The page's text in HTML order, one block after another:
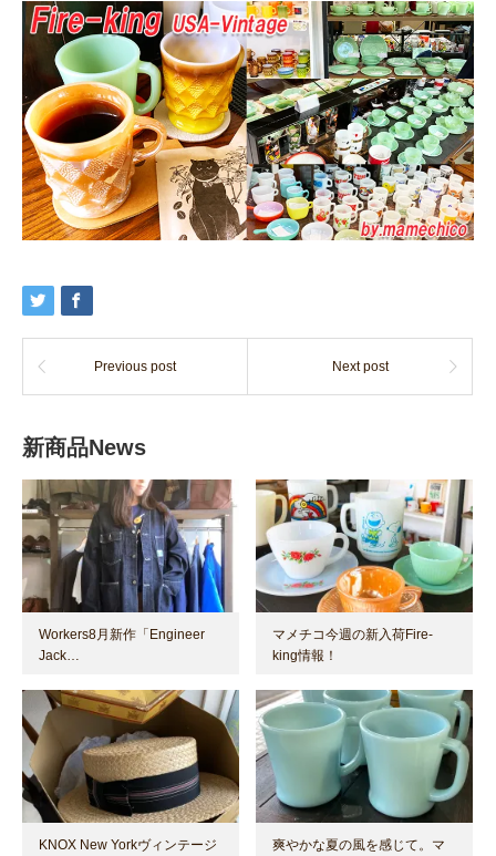
Previous post Next post
新商品News
Workers8月新作「Engineer
Jack…
マメチコ今週の新入荷Fire-
king情報！
KNOX New Yorkヴィンテージ
爽やかな夏の風を感じて。マ